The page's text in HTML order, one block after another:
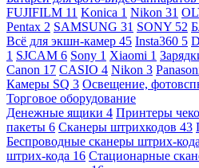
FUJIFILM 11 Konica 1 Nikon 31
Pentax 2 SAMSUNG 31 SONY 52
Всё для экшн-камер 45 Insta360 5
1 SJCAM 6 Sony 1 Xiaomi 1
Canon 17 CASIO 4 Nikon 3
Камеры SQ 3 Освещение,
Торговое оборудование
Денежные ящики 4 Принтеры
пакеты 6 Сканеры штрихкодов 43
Беспроводные сканеры штрих-кода
штрих-кода 16 Стационарные